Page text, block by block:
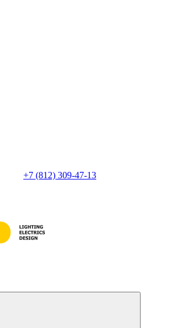
+7 (812) 309-47-13